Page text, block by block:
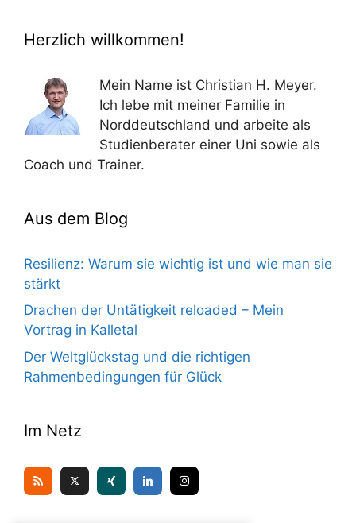
Herzlich willkommen!
Mein Name ist Christian H. Meyer.
Ich lebe mit meiner Familie in
Norddeutschland und arbeite als
Studienberater einer Uni sowie als
Coach und Trainer.
Aus dem Blog
Resilienz: Warum sie wichtig ist und wie man sie
stärkt
Drachen der Untätigkeit reloaded – Mein
Vortrag in Kalletal
Der Weltglückstag und die richtigen
Rahmenbedingungen für Glück
Im Netz